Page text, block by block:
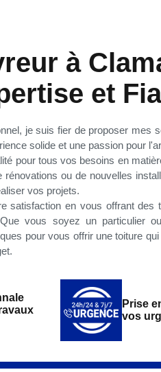
à
et
je suis fier de proposer mes
solide et une passion pour
pour tous vos besoins en
ou de nouvelles
vos projets.
satisfaction en vous offrant des
vous soyez un particulier
pour vous offrir une toiture
Prise
vos